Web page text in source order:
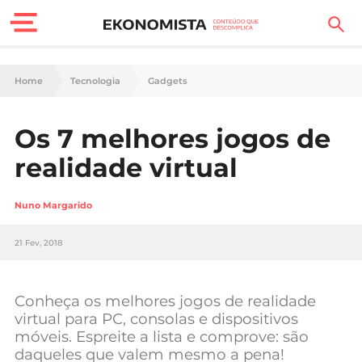
Finanças Pessoais
Carreira
Tecnologia
Negócios
Home Tecnologia Gadgets
Os 7 melhores jogos de
realidade virtual
Nuno Margarido
21 Fev, 2018
Conheça os melhores jogos de realidade
virtual para PC, consolas e dispositivos
móveis. Espreite a lista e comprove: são
daqueles que valem mesmo a pena!